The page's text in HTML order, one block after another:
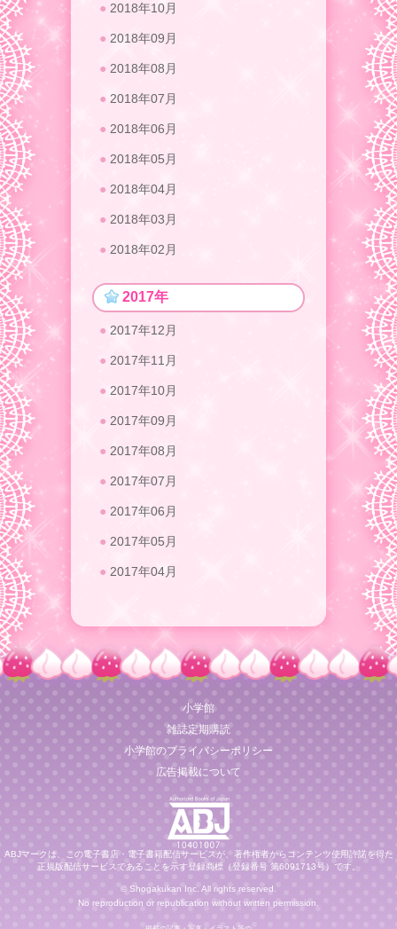
2018年10月
2018年09月
2018年08月
2018年07月
2018年06月
2018年05月
2018年04月
2018年03月
2018年02月
2017年
2017年12月
2017年11月
2017年10月
2017年09月
2017年08月
2017年07月
2017年06月
2017年05月
2017年04月
小学館
雑誌定期購読
小学館のプライバシーポリシー
広告掲載について
ABJマークは、この電子書店・電子書籍配信サービスが、著作権者からコンテンツ使用許諾を得た
正規版配信サービスであることを示す登録商標（登録番号 第6091713号）です。
© Shogakukan Inc. All rights reserved.
No reproduction or republication without written permission.